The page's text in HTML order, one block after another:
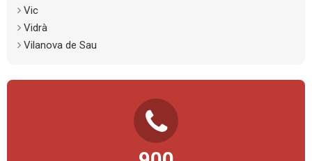
Vic
Vidrà
Vilanova de Sau
TELÈFON D’ATENCIÓ AL CIUTADÀ
Consultes, propostes, comentaris, queixes… esperem la teva